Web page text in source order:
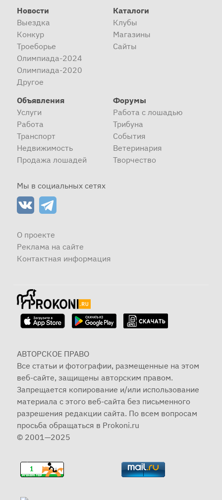
Новости
Выездка
Конкур
Троеборье
Олимпиада-2024
Олимпиада-2020
Другое
Каталоги
Клубы
Магазины
Сайты
Объявления
Услуги
Работа
Транспорт
Недвижимость
Продажа лошадей
Форумы
Работа с лошадью
Трибуна
События
Ветеринария
Творчество
Мы в социальных сетях
О проекте
Реклама на сайте
Контактная информация
АВТОРСКОЕ ПРАВО
Все статьи и фотографии, размещенные на этом
веб-сайте, защищены авторским правом.
Запрещается копирование и/или использование
материала с этого веб-сайта без письменного
разрешения редакции сайта. По всем вопросам
просьба обращаться в Prokoni.ru
© 2001—2025